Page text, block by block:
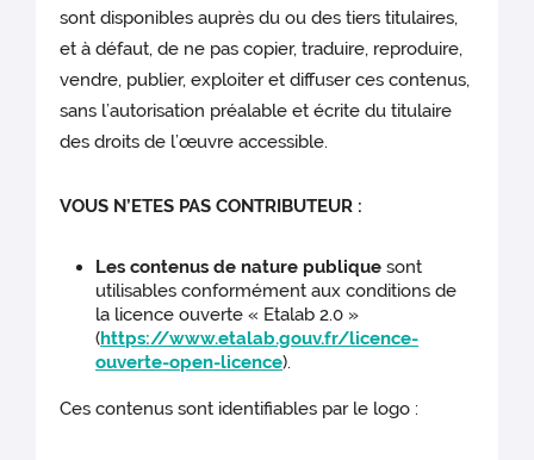
sont disponibles auprès du ou des tiers titulaires,
et à défaut, de ne pas copier, traduire, reproduire,
vendre, publier, exploiter et diffuser ces contenus,
sans l’autorisation préalable et écrite du titulaire
des droits de l’œuvre accessible.
VOUS N’ETES PAS CONTRIBUTEUR :
Les contenus de nature publique sont
utilisables conformément aux conditions de
la licence ouverte « Etalab 2.0 »
(https://www.etalab.gouv.fr/licence-
ouverte-open-licence).
Ces contenus sont identifiables par le logo :